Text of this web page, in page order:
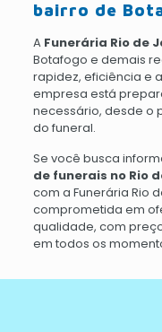
bairro de
A Funerária Rio de
Botafogo e demais
rapidez, eficiência e
empresa está
necessário, desde o
do funeral.
Se você busca
de funerais no Rio
com a Funerária Rio
comprometida em
qualidade, com
em todos os